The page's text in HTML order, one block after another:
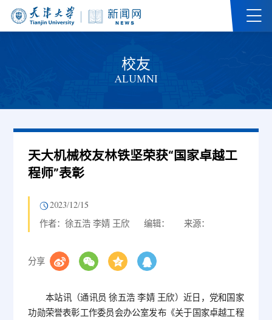
校友
ALUMNI
天大机械校友林铁坚荣获“国家卓越工
程师”表彰
2023/12/15
作者：徐五浩 李婧 王欣 编辑： 来源：
分享
本站讯（通讯员 徐五浩 李婧 王欣）近日，党和国家
功勋荣誉表彰工作委员会办公室发布《关于国家卓越工程